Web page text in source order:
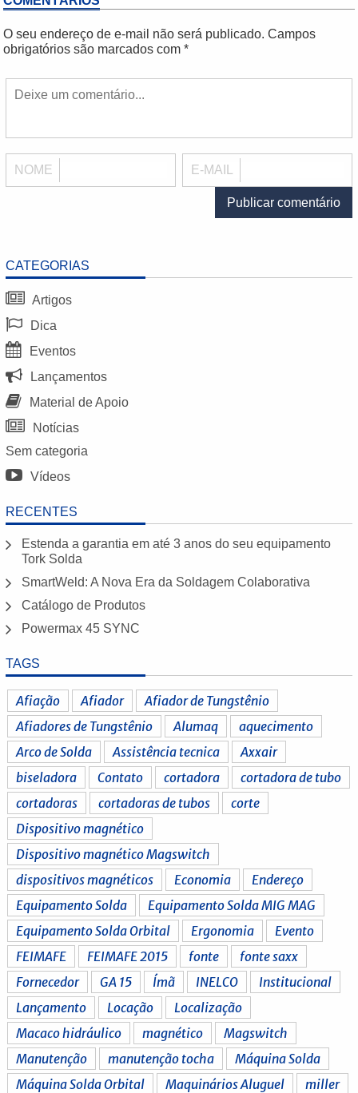
CATEGORIAS
Artigos
Dica
Eventos
Lançamentos
Material de Apoio
Notícias
Sem categoria
Vídeos
RECENTES
Estenda a garantia em até 3 anos do seu equipamento
Tork Solda
SmartWeld: A Nova Era da Soldagem Colaborativa
Catálogo de Produtos
Powermax 45 SYNC
TAGS
Afiação Afiador
Afiador de Tungstênio
Afiadores de Tungstênio
Alumaq
aquecimento
Arco de Solda
Assistência tecnica
Axxair
biseladora
Contato cortadora
cortadora de tubo
cortadoras
cortadoras de tubos
corte
Dispositivo magnético
Dispositivo magnético Magswitch
dispositivos magnéticos
Economia
Endereço
Equipamento Solda
Equipamento Solda MIG MAG
Equipamento Solda Orbital
Ergonomia
Evento
FEIMAFE
FEIMAFE 2015 fonte
fonte saxx
Fornecedor
GA 15 Ímã INELCO
Institucional
Lançamento
Locação
Localização
Macaco hidráulico
magnético
Magswitch
Manutenção
manutenção tocha
Máquina Solda
Máquina Solda Orbital
Maquinários Aluguel
miller
O seu endereço de e-mail não será publicado. Campos
obrigatórios são marcados com *
NOME E-MAIL